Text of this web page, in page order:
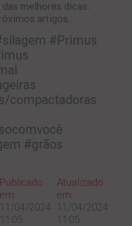
melhores dicas:
artigos.
#Primus
compactadoras
#grãos
Publicado
em:
11/04/2024
11:05
Atualizado
em:
11/04/2024
11:05